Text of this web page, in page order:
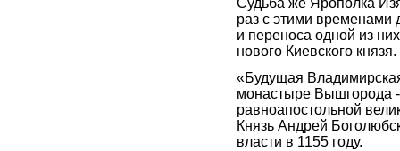
Судьба же Ярополка
раз с этими временами
и переноса одной из
нового Киевского князя.
«Будущая
монастыре Вышгорода -
равноапостольной
Князь Андрей
власти в 1155 году.